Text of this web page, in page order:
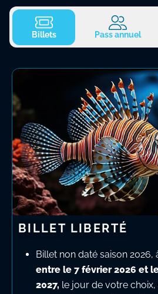
Billets Pass annuel
BILLET LIBERTÉ
Billet non daté saison 2026,
entre le 7 février 2026 et
2027, le jour de votre choix,